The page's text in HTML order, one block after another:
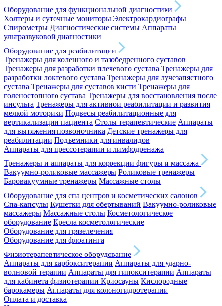
Оборудование для функциональной диагностики
Холтеры и суточные мониторы Электрокардиографы
Спирометры Диагностические системы Аппараты
ультразвуковой диагностики
Оборудование для реабилитации
Тренажеры для коленного и тазобедренного суставов
Тренажеры для разработки плечевого сустава Тренажеры для
разработки локтевого сустава Тренажеры для лучезапястного
сустава Тренажеры для суставов кисти Тренажеры для
голеностопного сустава Тренажеры для восстановления после
инсульта Тренажеры для активной реабилитации и развития
мелкой моторики Подвесы реабилитационные для
вертикализации пациента Столы терапевтические Аппараты
для вытяжения позвоночника Детские тренажеры для
реабилитации Подъемники для инвалидов
Аппараты для прессотерапии и лимфодренажа
Тренажеры и аппараты для коррекции фигуры и массажа
Вакуумно-роликовые массажеры Роликовые тренажеры
Баровакуумные тренажеры Массажные столы
Оборудование для спа центров и косметических салонов
Спа-капсулы Кушетки для обертываний Вакуумно-роликовые
массажеры Массажные столы Косметологическое
оборудование Кресла косметологические
Оборудование для грязелечения
Оборудование для флоатинга
Физиотерапевтическое оборудование
Аппараты для карбокситерапии Аппараты для ударно-
волновой терапии Аппараты для гипокситерапии Аппараты
для кабинета физиотерапии Криосауны Кислородные
барокамеры Аппараты для колоногидротерапии
Оплата и доставка